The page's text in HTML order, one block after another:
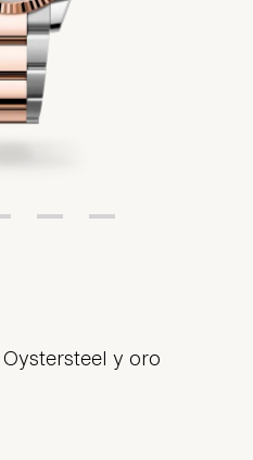
y oro